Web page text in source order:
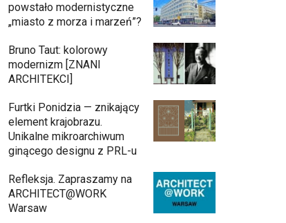
powstało modernistyczne
„miasto z morza i marzeń”?
Bruno Taut: kolorowy
modernizm [ZNANI
ARCHITEKCI]
Furtki Ponidzia — znikający
element krajobrazu.
Unikalne mikroarchiwum
ginącego designu z PRL-u
Refleksja. Zapraszamy na
ARCHITECT@WORK
Warsaw